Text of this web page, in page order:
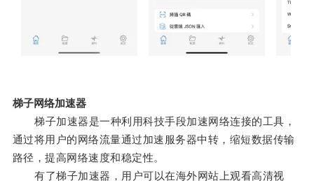
梯子网络加速器
梯子加速器是一种利用科技手段加速网络连接的工具，
通过将用户的网络流量通过加速服务器中转，缩短数据传输
路径，提高网络速度和稳定性。
有了梯子加速器，用户可以在海外网站上观看高清视